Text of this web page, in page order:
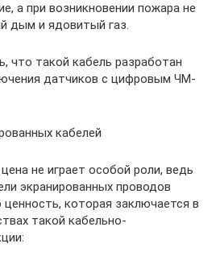
а при возникновении пожара не
дым и ядовитый газ.
что такой кабель разработан
датчиков с цифровым ЧМ-
кабелей
не играет особой роли, ведь
экранированных проводов
которая заключается в
такой кабельно-